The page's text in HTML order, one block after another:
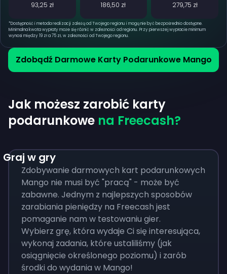
Zdobądź Darmowe Karty Podarunkowe Mango
93,25 zł 186,50 zł 279,75 zł
*Dostępność i metoda realizacji zależą od Twojego regionu i mogą nie być bezpośrednio dostępne.
Minimalna kwota wypłaty może się różnić w zależności od regionu. Przy pierwszej wypłacie minimum
wynosi między 19 zł a 75 zł, w zależności od Twojego regionu.
Jak możesz zarobić karty
podarunkowe na Freecash?
Graj w gry
Zdobywanie darmowych kart podarunkowych
Mango nie musi być "pracą" - może być
zabawne. Jednym z najlepszych sposobów
zarabiania pieniędzy na Freecash jest
pomaganie nam w testowaniu gier.
Wybierz grę, która wydaje Ci się interesująca,
wykonaj zadania, które ustaliliśmy (jak
osiągnięcie określonego poziomu) i zarób
środki do wydania w Mango!